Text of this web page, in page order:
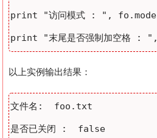
print "访问模式 : ", fo.mode
以上实例输出结果：
文件名:  foo.txt
是否已关闭 :  false